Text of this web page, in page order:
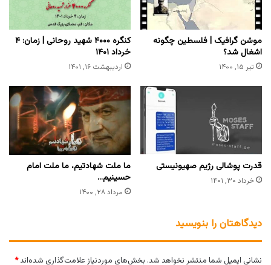
موشن گرافیک | فلسطین چگونه
اشغال شد؟
تیر ۱۵, ۱۴۰۰
کنگره ۴۰۰۰ شهید روحانی | زمان: ۴
خرداد ۱۴۰۱
اردیبهشت ۱۶, ۱۴۰۱
قدرت پوشالی رژیم صهیونیستی
خرداد ۳۰, ۱۴۰۱
ما ملت شهادتیم، ما ملت امام
حسینیم…
مرداد ۲۸, ۱۴۰۰
دیدگاهتان را بنویسید
نشانی ایمیل شما منتشر نخواهد شد. بخش‌های موردنیاز علامت‌گذاری شده‌اند*